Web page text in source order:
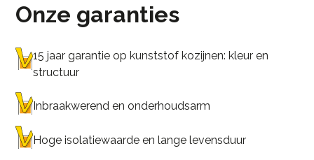
Onze garanties
15 jaar garantie op kunststof kozijnen: kleur en
structuur
Inbraakwerend en onderhoudsarm
Hoge isolatiewaarde en lange levensduur